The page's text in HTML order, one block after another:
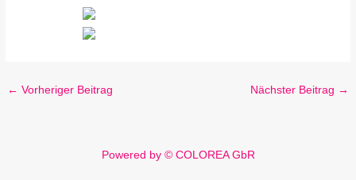
← Vorheriger Beitrag Nächster Beitrag →
Powered by © COLOREA GbR